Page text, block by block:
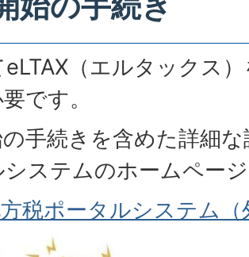
（エルタックス
です。
手続きを含めた詳細
ステムのホームペー
税ポータルシステム